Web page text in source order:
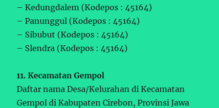
– Kedungdalem (Kodepos : 45164)
– Panunggul (Kodepos : 45164)
– Sibubut (Kodepos : 45164)
– Slendra (Kodepos : 45164)
11. Kecamatan Gempol
Daftar nama Desa/Kelurahan di Kecamatan
Gempol di Kabupaten Cirebon, Provinsi Jawa